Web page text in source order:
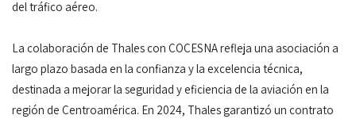
del tráfico aéreo.
La colaboración de Thales con COCESNA refleja una asociación a
largo plazo basada en la confianza y la excelencia técnica,
destinada a mejorar la seguridad y eficiencia de la aviación en la
región de Centroamérica. En 2024, Thales garantizó un contrato